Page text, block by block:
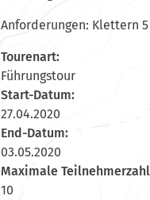
Anforderungen: Klettern
Tourenart:
Führungstour
Start-Datum:
27.04.2020
End-Datum:
03.05.2020
Maximale
10